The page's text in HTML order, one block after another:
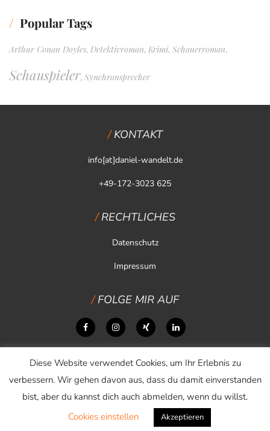
Popular Tags
Arthur Conan Doyles, Detektivroman, Krimi, Schauerroman,
Schauspieler, Synchronsprecher
KONTAKT
info[at]daniel-wandelt.de
+49-172-3023 625
RECHTLICHES
Datenschutz
Impressum
FOLGE MIR AUF
Copyright © 2026 Daniel Wandelt
Diese Website verwendet Cookies, um Ihr Erlebnis zu
verbessern. Wir gehen davon aus, dass du damit einverstanden
bist, aber du kannst dich auch abmelden, wenn du willst.
Cookies einstellen
Akzeptieren